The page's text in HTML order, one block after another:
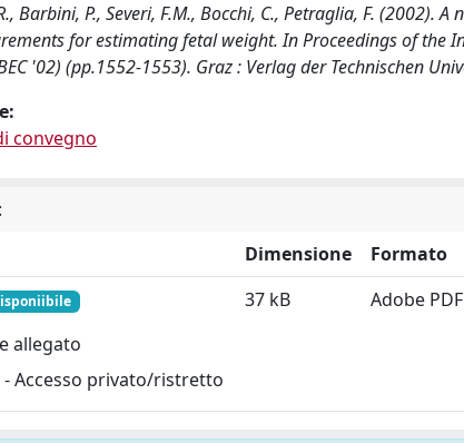
Barbini, P., Severi, F.M., Bocchi, C., Petraglia, F. (2002).
for estimating fetal weight. In Proceedings of the
'02) (pp.1552-1553). Graz : Verlag der Technischen
convegno
Dimensione
Formato
allegato
- Accesso privato/ristretto
37 kB Adobe PDF